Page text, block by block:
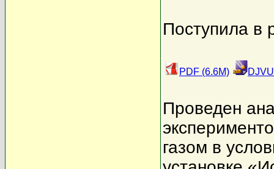
Поступила в
PDF (6.6M)
Проведен
газом в